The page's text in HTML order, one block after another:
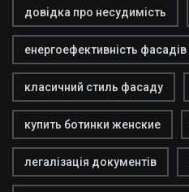
довідка про несудимість
енергоефективність фасадів
класичний стиль фасаду
купить ботинки женские
легалізація документів